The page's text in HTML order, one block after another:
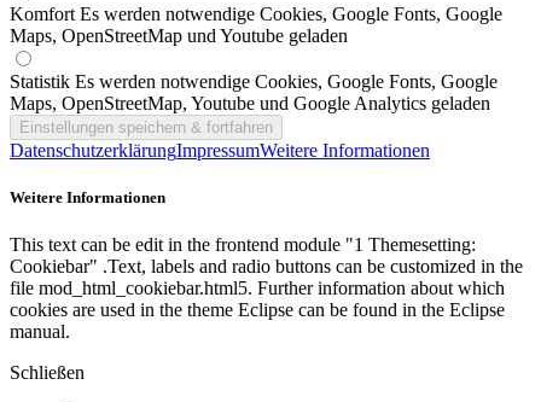
Komfort Es werden notwendige Cookies, Google Fonts, Google
Maps, OpenStreetMap und Youtube geladen
Statistik Es werden notwendige Cookies, Google Fonts, Google
Maps, OpenStreetMap, Youtube und Google Analytics geladen
DatenschutzerklärungImpressumWeitere Informationen
Weitere Informationen
This text can be edit in the frontend module "1 Themesetting:
Cookiebar" .Text, labels and radio buttons can be customized in the
file mod_html_cookiebar.html5. Further information about which
cookies are used in the theme Eclipse can be found in the Eclipse
manual.
Schließen